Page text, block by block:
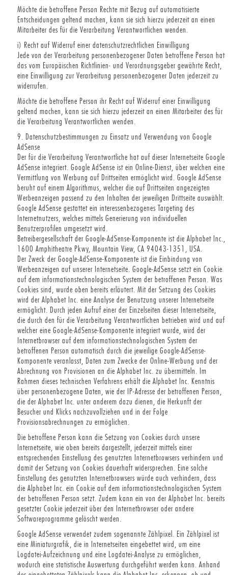
Möchte die betroffene Person Rechte mit Bezug auf automatisierte
Entscheidungen geltend machen, kann sie sich hierzu jederzeit an einen
Mitarbeiter des für die Verarbeitung Verantwortlichen wenden.
i) Recht auf Widerruf einer datenschutzrechtlichen Einwilligung
Jede von der Verarbeitung personenbezogener Daten betroffene Person hat
das vom Europäischen Richtlinien- und Verordnungsgeber gewährte Recht,
eine Einwilligung zur Verarbeitung personenbezogener Daten jederzeit zu
widerrufen.
Möchte die betroffene Person ihr Recht auf Widerruf einer Einwilligung
geltend machen, kann sie sich hierzu jederzeit an einen Mitarbeiter des für
die Verarbeitung Verantwortlichen wenden.
9. Datenschutzbestimmungen zu Einsatz und Verwendung von Google
AdSense
Der für die Verarbeitung Verantwortliche hat auf dieser Internetseite Google
AdSense integriert. Google AdSense ist ein Online-Dienst, über welchen eine
Vermittlung von Werbung auf Drittseiten ermöglicht wird. Google AdSense
beruht auf einem Algorithmus, welcher die auf Drittseiten angezeigten
Werbeanzeigen passend zu den Inhalten der jeweiligen Drittseite auswählt.
Google AdSense gestattet ein interessenbezogenes Targeting des
Internetnutzers, welches mittels Generierung von individuellen
Benutzerprofilen umgesetzt wird.
Betreibergesellschaft der Google-AdSense-Komponente ist die Alphabet Inc.,
1600 Amphitheatre Pkwy, Mountain View, CA 94043-1351, USA.
Der Zweck der Google-AdSense-Komponente ist die Einbindung von
Werbeanzeigen auf unserer Internetseite. Google-AdSense setzt ein Cookie
auf dem informationstechnologischen System der betroffenen Person. Was
Cookies sind, wurde oben bereits erläutert. Mit der Setzung des Cookies
wird der Alphabet Inc. eine Analyse der Benutzung unserer Internetseite
ermöglicht. Durch jeden Aufruf einer der Einzelseiten dieser Internetseite,
die durch den für die Verarbeitung Verantwortlichen betrieben wird und auf
welcher eine Google-AdSense-Komponente integriert wurde, wird der
Internetbrowser auf dem informationstechnologischen System der
betroffenen Person automatisch durch die jeweilige Google-AdSense-
Komponente veranlasst, Daten zum Zwecke der Online-Werbung und der
Abrechnung von Provisionen an die Alphabet Inc. zu übermitteln. Im
Rahmen dieses technischen Verfahrens erhält die Alphabet Inc. Kenntnis
über personenbezogene Daten, wie der IP-Adresse der betroffenen Person,
die der Alphabet Inc. unter anderem dazu dienen, die Herkunft der
Besucher und Klicks nachzuvollziehen und in der Folge
Provisionsabrechnungen zu ermöglichen.
Die betroffene Person kann die Setzung von Cookies durch unsere
Internetseite, wie oben bereits dargestellt, jederzeit mittels einer
entsprechenden Einstellung des genutzten Internetbrowsers verhindern und
damit der Setzung von Cookies dauerhaft widersprechen. Eine solche
Einstellung des genutzten Internetbrowsers würde auch verhindern, dass
die Alphabet Inc. ein Cookie auf dem informationstechnologischen System
der betroffenen Person setzt. Zudem kann ein von der Alphabet Inc. bereits
gesetzter Cookie jederzeit über den Internetbrowser oder andere
Softwareprogramme gelöscht werden.
Google AdSense verwendet zudem sogenannte Zählpixel. Ein Zählpixel ist
eine Miniaturgrafik, die in Internetseiten eingebettet wird, um eine
Logdatei-Aufzeichnung und eine Logdatei-Analyse zu ermöglichen,
wodurch eine statistische Auswertung durchgeführt werden kann. Anhand